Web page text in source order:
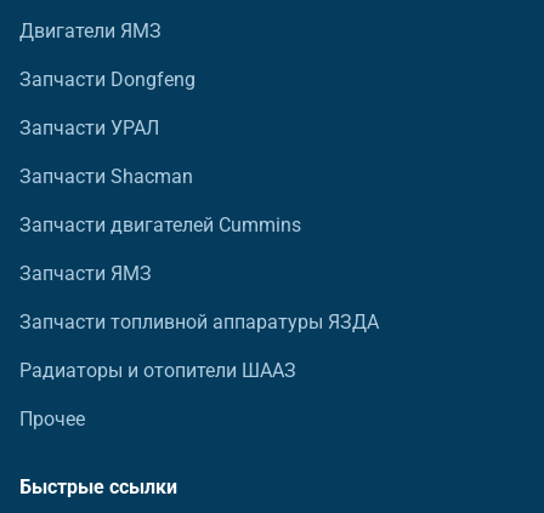
Двигатели ЯМЗ
Запчасти Dongfeng
Запчасти УРАЛ
Запчасти Shacman
Запчасти двигателей Cummins
Запчасти ЯМЗ
Запчасти топливной аппаратуры ЯЗДА
Радиаторы и отопители ШААЗ
Прочее
Быстрые ссылки